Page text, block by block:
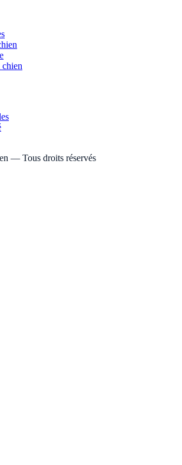
chien
— Tous droits réservés